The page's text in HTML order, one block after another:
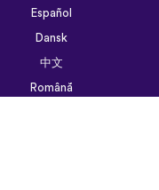
Español
Dansk
中文
Română